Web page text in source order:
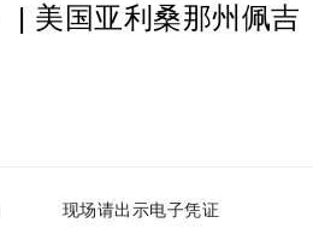
| 美国亚利桑那州佩吉
现场请出示电子凭证